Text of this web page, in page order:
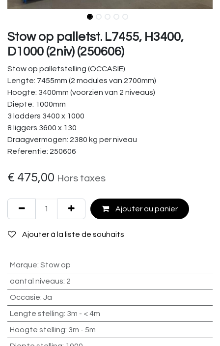
Stow op palletst. L7455, H3400,
D1000 (2niv) (250606)
Stow op palletstelling (OCCASIE)
Lengte: 7455mm (2 modules van 2700mm)
Hoogte: 3400mm (voorzien van 2 niveaus)
Diepte: 1000mm
3 ladders 3400 x 1000
8 liggers 3600 x 130
Draagvermogen: 2380 kg per niveau
Referentie: 250606
€ 475,00 Hors taxes
Ajouter au panier
Ajouter à la liste de souhaits
Marque: Stow op
aantal niveaus: 2
Occasie: Ja
Lengte stelling: 3m - < 4m
Hoogte stelling: 3m - 5m